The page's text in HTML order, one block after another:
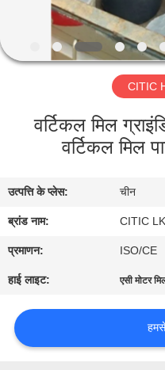
दिखाएँ
हमारे
भ्रमण
गुणवत्ता
नियंत्रण
संपर्क
करें
CITIC
वर्टिकल मिल
वर्टिकल मिल
उत्पत्ति के प्लेस: चीन
ब्रांड नाम: CITIC LK
प्रमाणन: ISO/CE
हाई लाइट: एसी मोटर